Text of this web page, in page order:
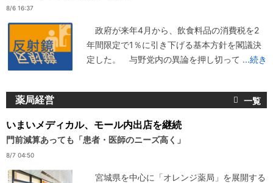
8/6 16:37
政府が来年4月から、飲食料品の消費税を2
年間限定で1％に引き下げる基本方針を閣議決
定した。 与野党内の異論を押し切って ...続き
薬局経営
いまいメディカル、モール内出店を継続
門前減算あっても「患者・医師のニーズ高く」
8/7 04:50
宮城県を中心に「オレンジ薬局」を展開する